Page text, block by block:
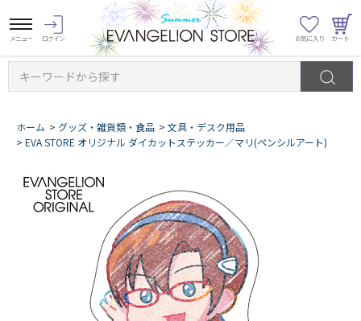
キーワードから探す
ホーム > グッズ・雑貨類・食品 > 文具・デスク用品
> EVA STORE オリジナル ダイカットステッカー／マリ(ペンシルアート)